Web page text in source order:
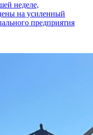
неделе,
на усиленный
предприятия